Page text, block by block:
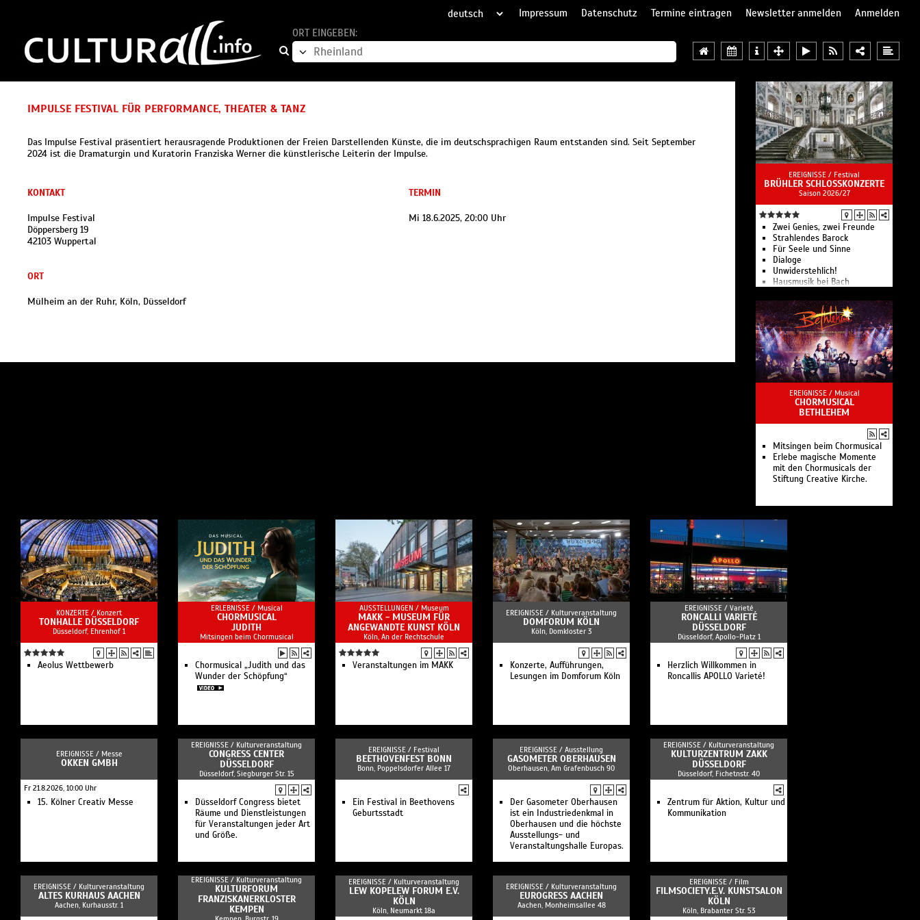
Impressum Datenschutz Termine eintragen Newsletter anmelden
Anmelden
ORT EINGEBEN:
IMPULSE FESTIVAL FÜR PERFORMANCE, THEATER & TANZ
Das Impulse Festival präsentiert herausragende Produktionen der Freien Darstellenden Künste, die im deutschsprachigen Raum entstanden sind. Seit September
2024 ist die Dramaturgin und Kuratorin Franziska Werner die künstlerische Leiterin der Impulse.
KONTAKT
Impulse Festival
Döppersberg 19
42103 Wuppertal
ORT
Mülheim an der Ruhr, Köln, Düsseldorf
TERMIN
Mi 18.6.2025, 20:00 Uhr
EREIGNISSE / Festival
BRÜHLER SCHLOSSKONZERTE
Saison 2026/27
Zwei Genies, zwei Freunde
Strahlendes Barock
Für Seele und Sinne
Dialoge
Unwiderstehlich!
Hausmusik bei Bach
von Barock bis Romantik, das
Haydn-Festival und die
Konzertreihe Bach um vier
EREIGNISSE / Musical
CHORMUSICAL
BETHLEHEM
Mitsingen beim Chormusical
Erlebe magische Momente
mit den Chormusicals der
Stiftung Creative Kirche.
KONZERTE / Konzert
TONHALLE DÜSSELDORF
Düsseldorf, Ehrenhof 1
Aeolus Wettbewerb
ERLEBNISSE / Musical
CHORMUSICAL
JUDITH
Mitsingen beim Chormusical
Chormusical „Judith und das
Wunder der Schöpfung“
AUSSTELLUNGEN / Museum
MAKK - MUSEUM FÜR
ANGEWANDTE KUNST KÖLN
Köln, An der Rechtschule
Veranstaltungen im MAKK
EREIGNISSE / Kulturveranstaltung
DOMFORUM KÖLN
Köln, Domkloster 3
Konzerte, Aufführungen,
Lesungen im Domforum Köln
EREIGNISSE / Varieté
RONCALLI VARIETÉ
DÜSSELDORF
Düsseldorf, Apollo-Platz 1
Herzlich Willkommen in
Roncallis APOLLO Varieté!
EREIGNISSE / Messe
OKKEN GMBH
Fr 21.8.2026, 10:00 Uhr
15. Kölner Creativ Messe
EREIGNISSE / Kulturveranstaltung
CONGRESS CENTER
DÜSSELDORF
Düsseldorf, Siegburger Str. 15
Düsseldorf Congress bietet
Räume und Dienstleistungen
für Veranstaltungen jeder Art
und Größe.
EREIGNISSE / Festival
BEETHOVENFEST BONN
Bonn, Poppelsdorfer Allee 17
Ein Festival in Beethovens
Geburtsstadt
EREIGNISSE / Ausstellung
GASOMETER OBERHAUSEN
Oberhausen, Am Grafenbusch 90
Der Gasometer Oberhausen
ist ein Industriedenkmal in
Oberhausen und die höchste
Ausstellungs- und
Veranstaltungshalle Europas.
EREIGNISSE / Kulturveranstaltung
KULTURZENTRUM ZAKK
DÜSSELDORF
Düsseldorf, Fichetnstr. 40
Zentrum für Aktion, Kultur und
Kommunikation
EREIGNISSE / Kulturveranstaltung
ALTES KURHAUS AACHEN
Aachen, Kurhausstr. 1
EREIGNISSE / Kulturveranstaltung
KULTURFORUM
FRANZISKANERKLOSTER
KEMPEN
EREIGNISSE / Kulturveranstaltung
LEW KOPELEW FORUM E.V.
KÖLN
Köln, Neumarkt 18a
EREIGNISSE / Kulturveranstaltung
EUROGRESS AACHEN
Aachen, Monheimsallee 48
EREIGNISSE / Film
FILMSOCIETY.E.V. KUNSTSALON
KÖLN
Köln, Brabanter Str. 53